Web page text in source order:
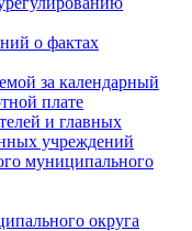
о фактах
за календарный
плате
и главных
учреждений
муниципального
округа